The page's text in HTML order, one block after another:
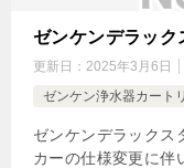
ゼンケンデラッ
更新日： 2025年3月6日
ゼンケン浄水器カート
ゼンケンデラック
カーの仕様変更に伴